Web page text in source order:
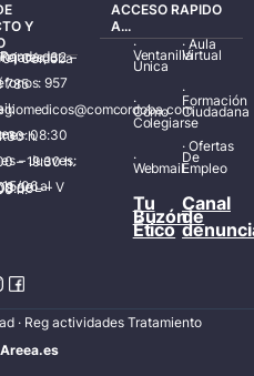
Y
los Tejares, 32 – 14001 Córdoba
478 785
colegiomedicos@comcordoba.com
08:30 – 14:30 h.
Jueves: 17:00 – 19:30 h.
– V de 08:00 – 15:00 h.
ACCESO RAPIDO
A...
·
Ventanilla
Única
·
Cómo
Colegiarse
·
Webmail
·Aula
Virtual
·
Formación
Ciudadana
·Ofertas
De
Empleo
Tu
Buzón
Ético
Canal
de
· Reg actividades Tratamiento
Areea.es